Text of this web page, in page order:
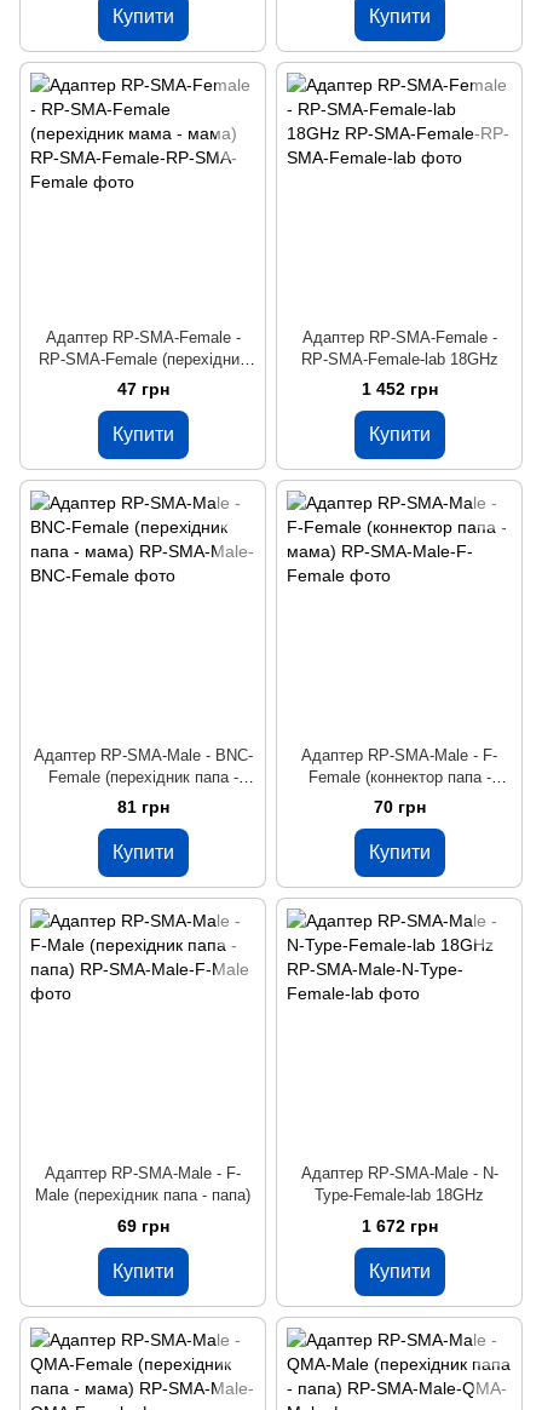
Купити Купити
Адаптер RP-SMA-Female -
RP-SMA-Female (перехідник
мама - мама)
47 грн
Купити
Адаптер RP-SMA-Female -
RP-SMA-Female-lab 18GHz
1 452 грн
Купити
Адаптер RP-SMA-Male - BNC-
Female (перехідник папа -
мама)
81 грн
Купити
Адаптер RP-SMA-Male - F-
Female (коннектор папа -
мама)
70 грн
Купити
Адаптер RP-SMA-Male - F-
Male (перехідник папа - папа)
69 грн
Купити
Адаптер RP-SMA-Male - N-
Type-Female-lab 18GHz
1 672 грн
Купити